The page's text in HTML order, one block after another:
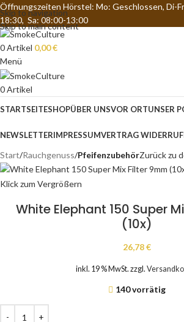
Skip to navigation
Skip to main content
Öffnungszeiten Hörstel: Mo: Geschlossen, Di-
18:30, Sa: 08:00-13:00
0Artikel 0,00€
Menü
0Artikel
STARTSEITESHOPÜBER UNSVOR ORTUNSER
NEWSLETTERIMPRESSUMVERTRAG
Start Rauchgenuss PfeifenzubehörZurück zu
Klick zum Vergrößern
White Elephant 150 Super
(10x)
26,78€
inkl. 19 % MwSt. zzgl.
140 vorrätig